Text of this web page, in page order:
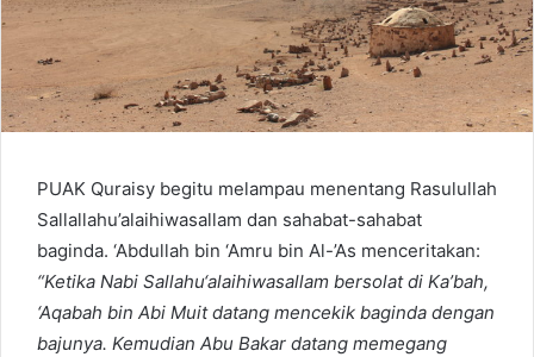
PUAK Quraisy begitu melampau menentang Rasulullah
Sallallahu’alaihiwasallam dan sahabat-sahabat
baginda. ‘Abdullah bin ‘Amru bin Al-’As menceritakan:
“Ketika Nabi Sallahu‘alaihiwasallam bersolat di Ka’bah,
‘Aqabah bin Abi Muit datang mencekik baginda dengan
bajunya. Kemudian Abu Bakar datang memegang